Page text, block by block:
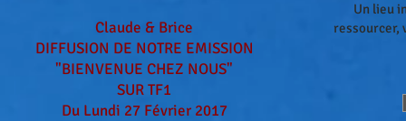
Claude & Brice
DIFFUSION DE NOTRE EMISSION
"BIENVENUE CHEZ NOUS"
SUR TF1
Du Lundi 27 Février 2017
Un lieu
ressourcer,